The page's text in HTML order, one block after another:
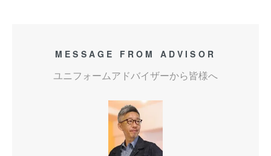
MESSAGE FROM ADVISOR
ユニフォームアドバイザーから皆様へ